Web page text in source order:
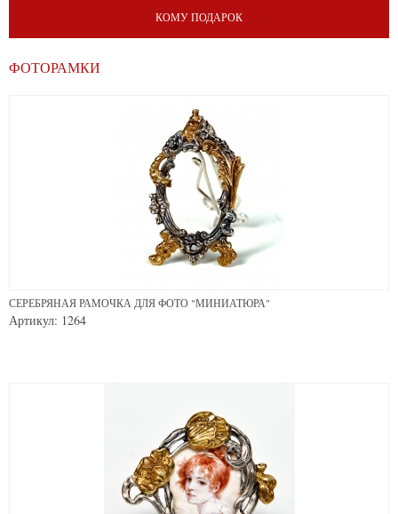
КОМУ ПОДАРОК
ФОТОРАМКИ
СЕРЕБРЯНАЯ РАМОЧКА ДЛЯ ФОТО "МИНИАТЮРА"
Артикул: 1264